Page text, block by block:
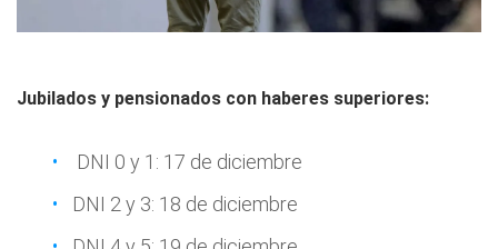
Jubilados y pensionados con haberes superiores:
DNI 0 y 1: 17 de diciembre
DNI 2 y 3: 18 de diciembre